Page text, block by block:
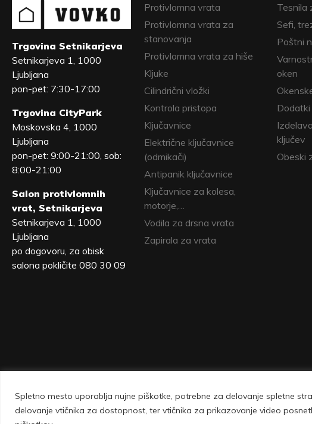
Spletno mesto uporablja nujne piškotke, potrebne za delovanje spletne
delovanje vtičnika za dostopnost, ter vtičnika za prikazovanje video
Trgovina Setnikarjeva
Setnikarjeva 1, 1000
Ljubljana
pon-pet: 7:30-17:00
Trgovina CityPark
Moskovska 4, 1000
Ljubljana
pon-pet: 9:00-21:00, sob:
8:00-21:00
Salon protivlomnih
vrat, Setnikarjeva
Setnikarjeva 1, 1000
Ljubljana
po dogovoru, za obisk
salona pokličite 080 30 09
Protivlomna vrata
Protivlomna vrata za
stanovanja
Protivlomna vrata za hiše
Kljuke
Cilindrični vložki
Kontrola pristopa
Ključavnice
Električne ključavnice
(odmikači)
Antipanik ključavnice
Ključavnice za kolesa,
motorje,…
Vodila za drsna vrata
Zapirala za vrata
Tesnila
Sefi,
Poštni
oken
ključev
Obeski
Vovko d.o.o., Setnikarjeva 1, 1000 Ljubljana | ©